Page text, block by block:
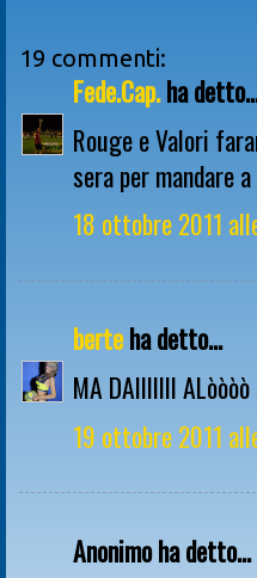
19 commenti:
Fede.Cap.ha
Rouge e Valori
sera per mandare
18 ottobre 2011
berteha detto...
MA DAIIIIIII ALòòòò
19 ottobre 2011
Anonimo ha detto...